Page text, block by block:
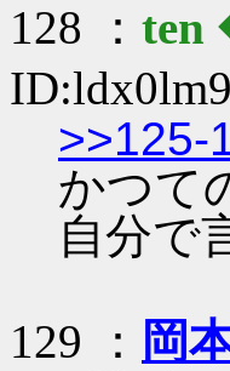
128 ： ten
>>125-
かつて
自分で
129 ： 岡